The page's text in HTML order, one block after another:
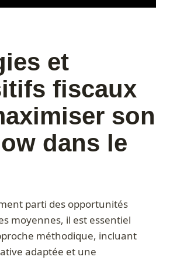
et
fiscaux
son
dans le
parti des opportunités
moyennes, il est essentiel
méthodique, incluant
adaptée et une